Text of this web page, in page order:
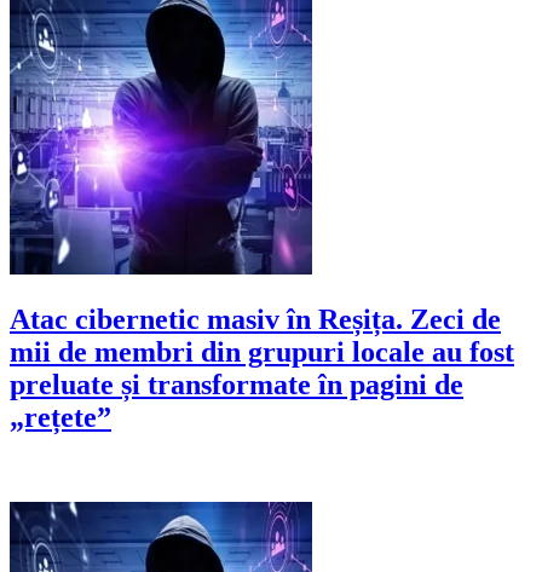
Atac cibernetic masiv în Reșița. Zeci de
mii de membri din grupuri locale au fost
preluate și transformate în pagini de
„rețete”